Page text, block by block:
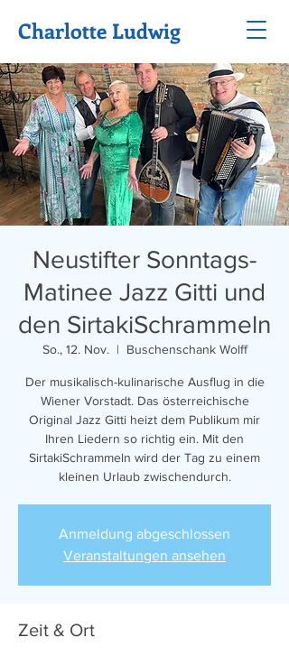
Charlotte Ludwig
Neustifter Sonntags-
Matinee Jazz Gitti und
den SirtakiSchrammeln
So., 12. Nov.
  |
Buschenschank Wolff
Der musikalisch-kulinarische Ausflug in die
Wiener Vorstadt. Das österreichische
Original Jazz Gitti heizt dem Publikum mir
Ihren Liedern so richtig ein. Mit den
SirtakiSchrammeln wird der Tag zu einem
kleinen Urlaub zwischendurch.
Anmeldung abgeschlossen
Veranstaltungen ansehen
Zeit & Ort